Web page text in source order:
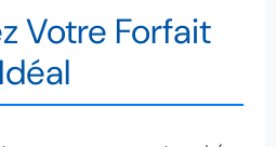
Votre Forfait
Idéal